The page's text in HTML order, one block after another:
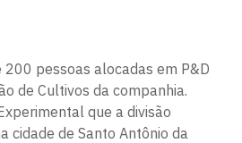
200 pessoas alocadas em P&D
de Cultivos da companhia.
que a divisão
cidade de Santo Antônio da